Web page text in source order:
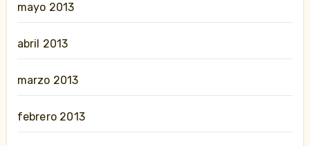
mayo 2013
abril 2013
marzo 2013
febrero 2013